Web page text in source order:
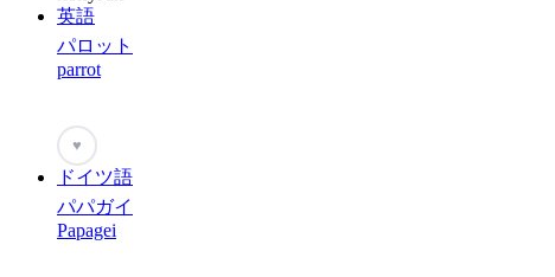
英語
パロット
parrot
♥
ドイツ語
パパガイ
Papagei